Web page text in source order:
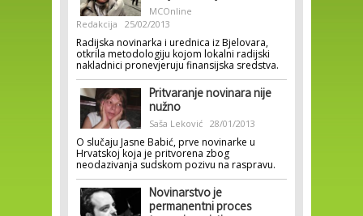
MCOnline
Redakcija
25/02/2013
Radijska novinarka i urednica iz Bjelovara,
otkrila metodologiju kojom lokalni radijski
nakladnici pronevjeruju finansijska sredstva.
Pritvaranje novinara nije
nužno
Saša Leković 28/01/2013
O slučaju Jasne Babić, prve novinarke u
Hrvatskoj koja je pritvorena zbog
neodazivanja sudskom pozivu na raspravu.
Novinarstvo je
permanentni proces